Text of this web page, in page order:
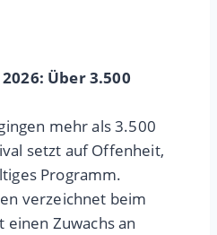
Über 3.500
mehr als 3.500
setzt auf Offenheit,
Programm.
verzeichnet beim
einen Zuwachs an